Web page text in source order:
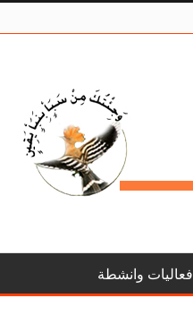
فعاليات وانشطة